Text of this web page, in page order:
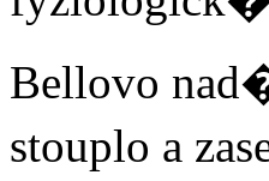
Bellovo
stouplo a